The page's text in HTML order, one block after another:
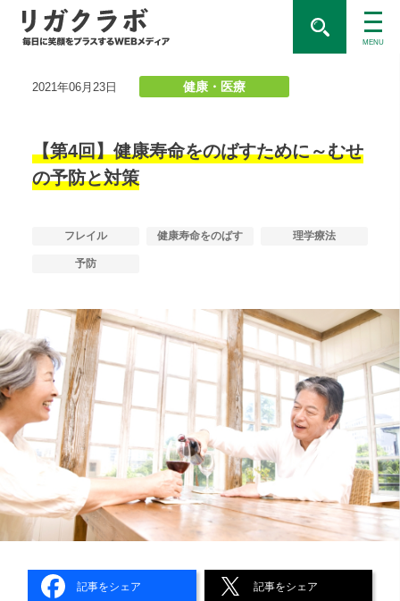
MENU
2021年06月23日 健康・医療
【第4回】健康寿命をのばすために～むせ
の予防と対策
フレイル 健康寿命をのばす 理学療法
予防
記事をシェア 記事をシェア